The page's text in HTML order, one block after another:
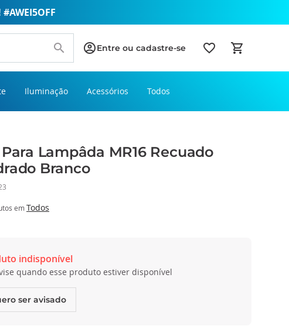
Entre ou cadastre-se
Iluminação Acessórios Todos
Lampâda MR16 Recuado
Branco
emTodos
indisponível
quando esse produto estiver disponível
ser avisado